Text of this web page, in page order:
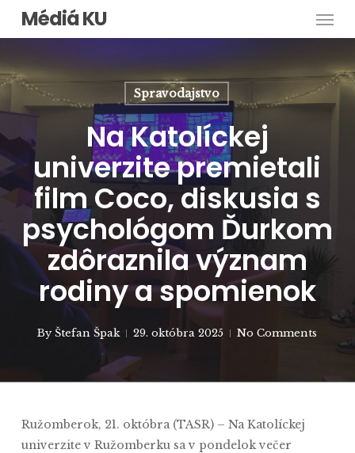
Skip
content
Médiá KU
Spravodajstvo
Na Katolíckej
univerzite premietali
film Coco, diskusia s
psychológom Ďurkom
zdôraznila význam
rodiny a spomienok
By Štefan Špak 29. októbra 2025 No Comments
Ružomberok, 21. októbra (TASR) – Na Katolíckej
univerzite v Ružomberku sa v pondelok večer